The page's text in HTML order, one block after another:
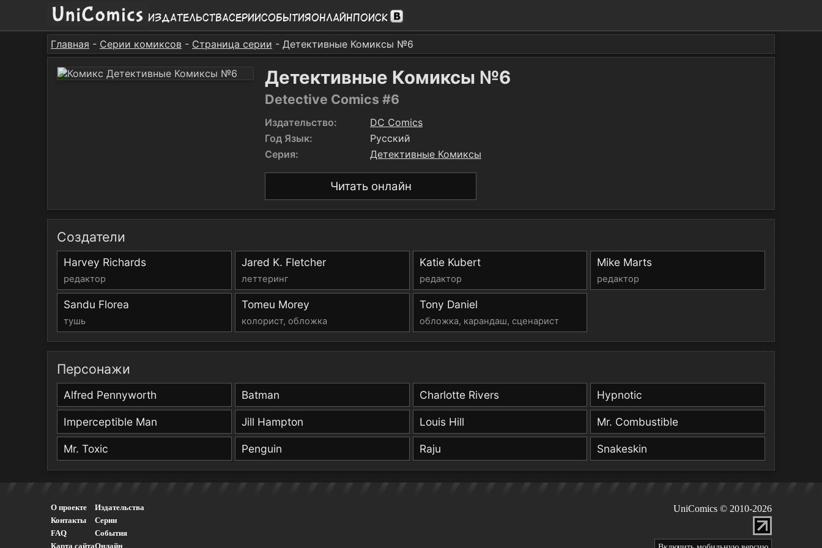
ИздательстваСерииСобытияОнлайнПоиск
Главная - Серии комиксов - Страница серии - Детективные Комиксы №6
Детективные Комиксы №6
Detective Comics #6
Издательство:
DC Comics
Год Язык:
Русский
Серия:
Детективные Комиксы
Читать онлайн
Создатели
Harvey Richards
редактор
Jared K. Fletcher
леттеринг
Katie Kubert
редактор
Mike Marts
редактор
Sandu Florea
тушь
Tomeu Morey
колорист, обложка
Tony Daniel
обложка, карандаш, сценарист
Персонажи
Alfred Pennyworth Batman Charlotte Rivers Hypnotic
Imperceptible Man Jill Hampton Louis Hill Mr. Combustible
Mr. Toxic Penguin Raju Snakeskin
О проекте
Контакты
FAQ
Карта сайта
Издательства
Серии
События
Онлайн
UniComics © 2010-2026